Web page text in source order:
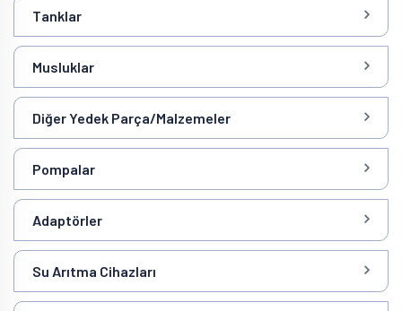
Tanklar
Musluklar
Diğer Yedek Parça/Malzemeler
Pompalar
Adaptörler
Su Arıtma Cihazları